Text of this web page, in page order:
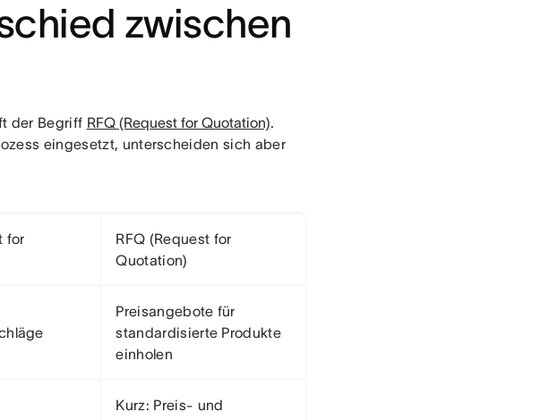
zwischen
der Begriff RFQ (Request for Quotation).
eingesetzt, unterscheiden sich aber
for
RFQ (Request for
Quotation)
Preisangebote für
standardisierte Produkte
einholen
Kurz: Preis- und